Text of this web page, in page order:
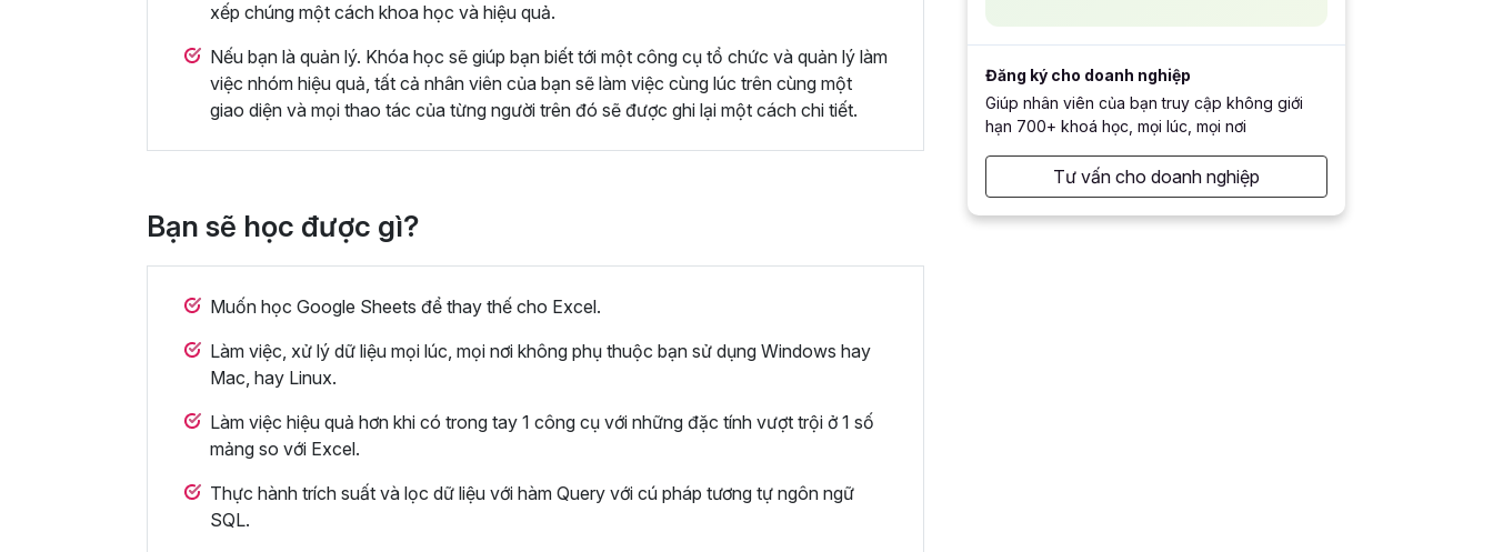
xếp chúng một cách khoa học và hiệu quả.
Nếu bạn là quản lý. Khóa học sẽ giúp bạn biết tới một công cụ tổ chức và quản lý làm
việc nhóm hiệu quả, tất cả nhân viên của bạn sẽ làm việc cùng lúc trên cùng một
giao diện và mọi thao tác của từng người trên đó sẽ được ghi lại một cách chi tiết.
Bạn sẽ học được gì?
Muốn học Google Sheets để thay thế cho Excel.
Làm việc, xử lý dữ liệu mọi lúc, mọi nơi không phụ thuộc bạn sử dụng Windows hay
Mac, hay Linux.
Làm việc hiệu quả hơn khi có trong tay 1 công cụ với những đặc tính vượt trội ở 1 số
mảng so với Excel.
Thực hành trích suất và lọc dữ liệu với hàm Query với cú pháp tương tự ngôn ngữ
SQL.
Đăng ký cho doanh nghiệp
Giúp nhân viên của bạn truy cập không giới
hạn 700+ khoá học, mọi lúc, mọi nơi
Tư vấn cho doanh nghiệp